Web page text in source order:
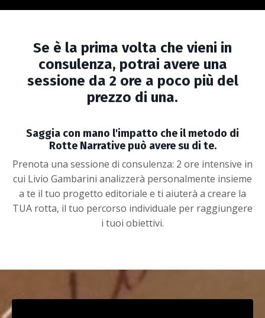
Se è la prima volta che vieni in
consulenza, potrai avere una
sessione da 2 ore a poco più del
prezzo di una.
Saggia con mano l'impatto che il metodo di
Rotte Narrative può avere su di te.
Prenota una sessione di consulenza: 2 ore intensive in
cui Livio Gambarini analizzerà personalmente insieme
a te il tuo progetto editoriale e ti aiuterà a creare la
TUA rotta, il tuo percorso individuale per raggiungere
i tuoi obiettivi.